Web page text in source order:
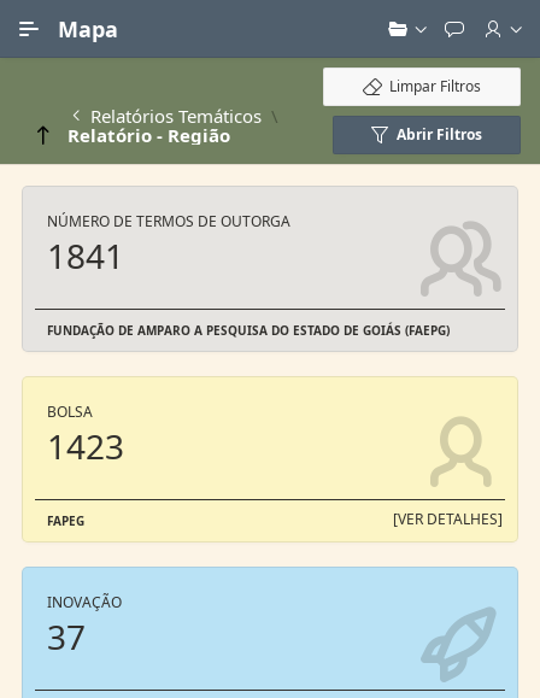
Mapa
Relatórios Temáticos
Relatório - Região
Limpar Filtros
Abrir Filtros
NÚMERO DE TERMOS DE OUTORGA
1841
FUNDAÇÃO DE AMPARO A PESQUISA DO ESTADO DE GOIÁS (FAEPG)
BOLSA
1423
FAPEG [VER DETALHES]
INOVAÇÃO
37